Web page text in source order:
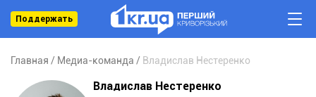
Поддержать
Главная Медиа-команда Владислав Нестеренко
Владислав Нестеренко